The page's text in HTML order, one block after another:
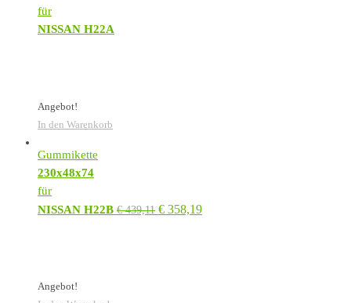
für
NISSAN H22A
Angebot!
In den Warenkorb
Gummikette
230x48x74
für
NISSAN H22B €439,11 € 358,19
Angebot!